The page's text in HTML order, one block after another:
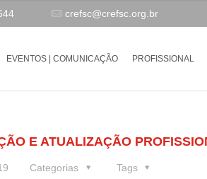
crefsc@crefsc.org.br
EVENTOS | COMUNICAÇÃO PROFISSIONAL
E ATUALIZAÇÃO
Categorias Tags